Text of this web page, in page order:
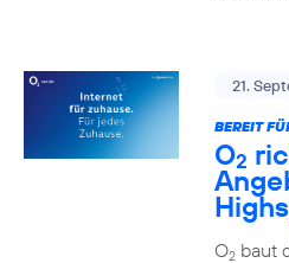
21.
BEREIT
O2
O2baut